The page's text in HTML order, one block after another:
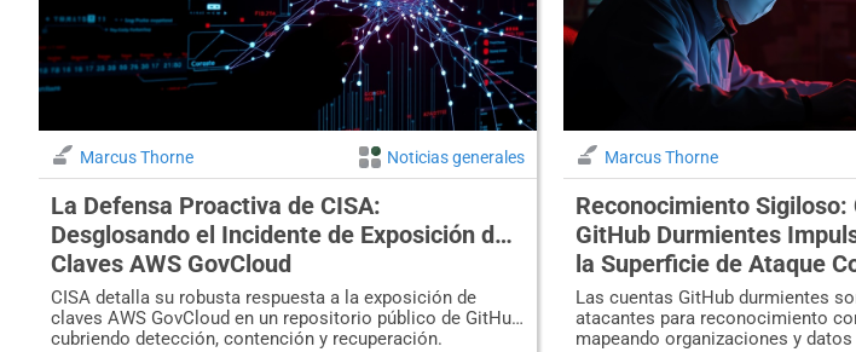
Marcus Thorne Noticias generales
La Defensa Proactiva de CISA:
Desglosando el Incidente de Exposición de
Claves AWS GovCloud
CISA detalla su robusta respuesta a la exposición de
claves AWS GovCloud en un repositorio público de GitHub,
cubriendo detección, contención y recuperación.
Marcus Thorne
Reconocimiento Sigiloso:
GitHub Durmientes
la Superficie de Ataque
Las cuentas GitHub durmientes
atacantes para reconocimiento
mapeando organizaciones y